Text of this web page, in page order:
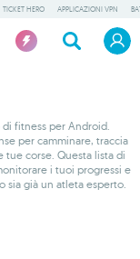
TICKET HERO APPLICAZIONI VPN
fitness per Android.
per camminare, traccia
tue corse. Questa lista di
i tuoi progressi e
sia già un atleta esperto.